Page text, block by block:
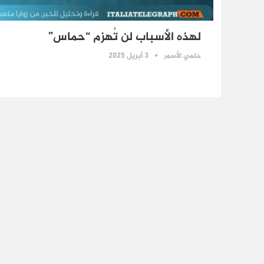
لهذه الأسباب لن تُهزم “حماس”
حلمي الأسمر 3 أبريل 2025